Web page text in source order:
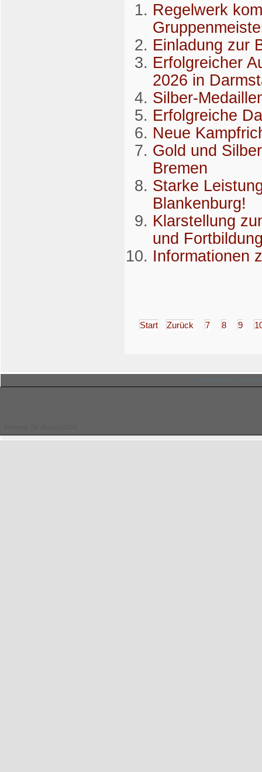
Regelwerk
Einladung zur
Erfolgreicher
2026 in
Silber-
Erfolgreiche
Neue
Gold und
Bremen
Starke
Blankenburg!
Klarstellung
und
Informationen
Start Zurück 7 8 9